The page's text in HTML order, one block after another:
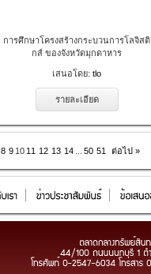
การศึกษาโครงสร้างกระบวนการโลจิสติ
กส์ ของจังหวัดมุกดาหาร
เสนอโดย: tlo
รายละเอียด
8 9 10 11 12 13 14 50 51 ต่อไป »